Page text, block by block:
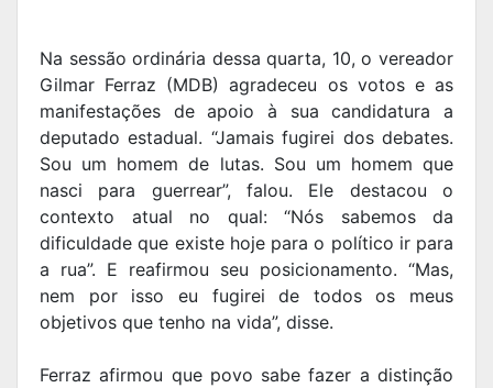
Na sessão ordinária dessa quarta, 10, o vereador
Gilmar Ferraz (MDB) agradeceu os votos e as
manifestações de apoio à sua candidatura a
deputado estadual. “Jamais fugirei dos debates.
Sou um homem de lutas. Sou um homem que
nasci para guerrear”, falou. Ele destacou o
contexto atual no qual: “Nós sabemos da
dificuldade que existe hoje para o político ir para
a rua”. E reafirmou seu posicionamento. “Mas,
nem por isso eu fugirei de todos os meus
objetivos que tenho na vida”, disse.
Ferraz afirmou que povo sabe fazer a distinção